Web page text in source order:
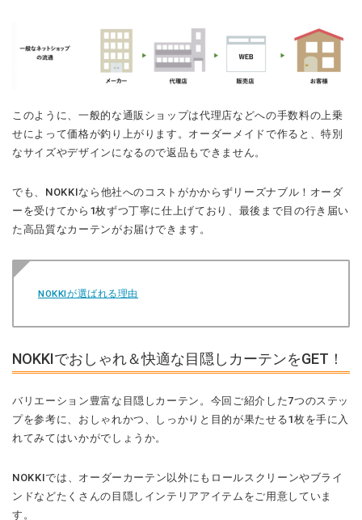
このように、一般的な通販ショップは代理店などへの手数料の上乗
せによって価格が釣り上がります。オーダーメイドで作ると、特別
なサイズやデザインになるので返品もできません。
でも、NOKKIなら他社へのコストがかからずリーズナブル！オーダ
ーを受けてから1枚ずつ丁寧に仕上げており、最後まで目の行き届い
た高品質なカーテンがお届けできます。
NOKKIが選ばれる理由
NOKKIでおしゃれ＆快適な目隠しカーテンをGET！
バリエーション豊富な目隠しカーテン。今回ご紹介した7つのステッ
プを参考に、おしゃれかつ、しっかりと目的が果たせる1枚を手に入
れてみてはいかがでしょうか。
NOKKIでは、オーダーカーテン以外にもロールスクリーンやブライ
ンドなどたくさんの目隠しインテリアアイテムをご用意していま
す。